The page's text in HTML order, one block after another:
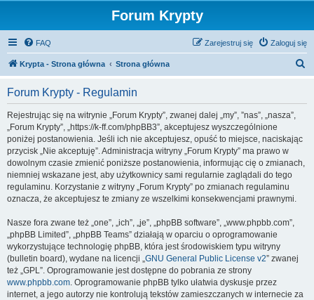
Forum Krypty
FAQ Zaloguj się
Zarejestruj się
Krypta - Strona główna Strona główna
Forum Krypty - Regulamin
Rejestrując się na witrynie „Forum Krypty”, zwanej dalej „my”, ”nas”, „nasza”,
„Forum Krypty”, „https://k-ff.com/phpBB3”, akceptujesz wyszczególnione
poniżej postanowienia. Jeśli ich nie akceptujesz, opuść to miejsce, naciskając
przycisk „Nie akceptuję”. Administracja witryny „Forum Krypty” ma prawo w
dowolnym czasie zmienić poniższe postanowienia, informując cię o zmianach,
niemniej wskazane jest, aby użytkownicy sami regularnie zaglądali do tego
regulaminu. Korzystanie z witryny „Forum Krypty” po zmianach regulaminu
oznacza, że akceptujesz te zmiany ze wszelkimi konsekwencjami prawnymi.
Nasze fora zwane też „one”, „ich”, „je”, „phpBB software”, „www.phpbb.com”,
„phpBB Limited”, „phpBB Teams” działają w oparciu o oprogramowanie
wykorzystujące technologię phpBB, która jest środowiskiem typu witryny
(bulletin board), wydane na licencji „GNU General Public License v2” zwanej
też „GPL”. Oprogramowanie jest dostępne do pobrania ze strony
www.phpbb.com. Oprogramowanie phpBB tylko ułatwia dyskusje przez
internet, a jego autorzy nie kontrolują tekstów zamieszczanych w internecie za